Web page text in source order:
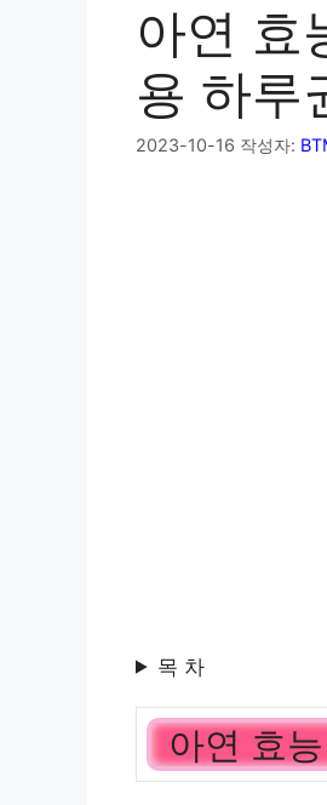
아연 효
용 하루
2023-10-16 작성자:
목 차
아연 효